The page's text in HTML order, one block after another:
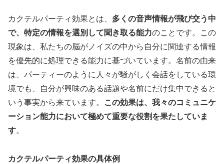
カクテルパーティ効果とは、 多くの音声情報が飛び交う中
で、特定の情報を選別して聞き取る能力のことです。この
現象は、私たちの脳がノイズの中から自分に関連する情報
を優先的に処理できる能力に基づいています。名前の由来
は、パーティーのように人々が騒がしく会話をしている環
境でも、自分が興味のある話題や名前にだけ集中できると
いう事実から来ています。
この効果は、我々のコミュニケ
ーション能力において極めて重要な役割を果たしていま
す。
カクテルパーティ効果の具体例